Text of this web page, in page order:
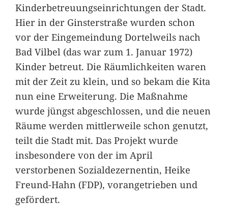
Kinderbetreuungseinrichtungen der Stadt.
Hier in der Ginsterstraße wurden schon
vor der Eingemeindung Dortelweils nach
Bad Vilbel (das war zum 1. Januar 1972)
Kinder betreut. Die Räumlichkeiten waren
mit der Zeit zu klein, und so bekam die Kita
nun eine Erweiterung. Die Maßnahme
wurde jüngst abgeschlossen, und die neuen
Räume werden mittlerweile schon genutzt,
teilt die Stadt mit. Das Projekt wurde
insbesondere von der im April
verstorbenen Sozialdezernentin, Heike
Freund-Hahn (FDP), vorangetrieben und
gefördert.